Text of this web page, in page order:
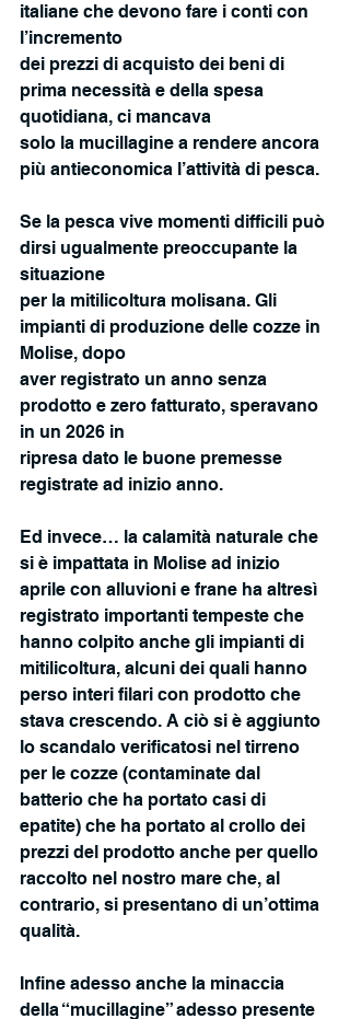
italiane che devono fare i conti con
l’incremento
dei prezzi di acquisto dei beni di
prima necessità e della spesa
quotidiana, ci mancava
solo la mucillagine a rendere ancora
più antieconomica l’attività di pesca.
Se la pesca vive momenti difficili può
dirsi ugualmente preoccupante la
situazione
per la mitilicoltura molisana. Gli
impianti di produzione delle cozze in
Molise, dopo
aver registrato un anno senza
prodotto e zero fatturato, speravano
in un 2026 in
ripresa dato le buone premesse
registrate ad inizio anno.
Ed invece… la calamità naturale che
si è impattata in Molise ad inizio
aprile con alluvioni e frane ha altresì
registrato importanti tempeste che
hanno colpito anche gli impianti di
mitilicoltura, alcuni dei quali hanno
perso interi filari con prodotto che
stava crescendo. A ciò si è aggiunto
lo scandalo verificatosi nel tirreno
per le cozze (contaminate dal
batterio che ha portato casi di
epatite) che ha portato al crollo dei
prezzi del prodotto anche per quello
raccolto nel nostro mare che, al
contrario, si presentano di un’ottima
qualità.
Infine adesso anche la minaccia
della “mucillagine” adesso presente